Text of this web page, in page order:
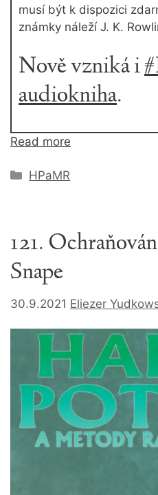
musí být k dispozici
známky náleží J. K.
Nově vzniká i
audiokniha.
Read more
Rubriky
HPaMR
121.
Snape
30.9.2021 Eliezer